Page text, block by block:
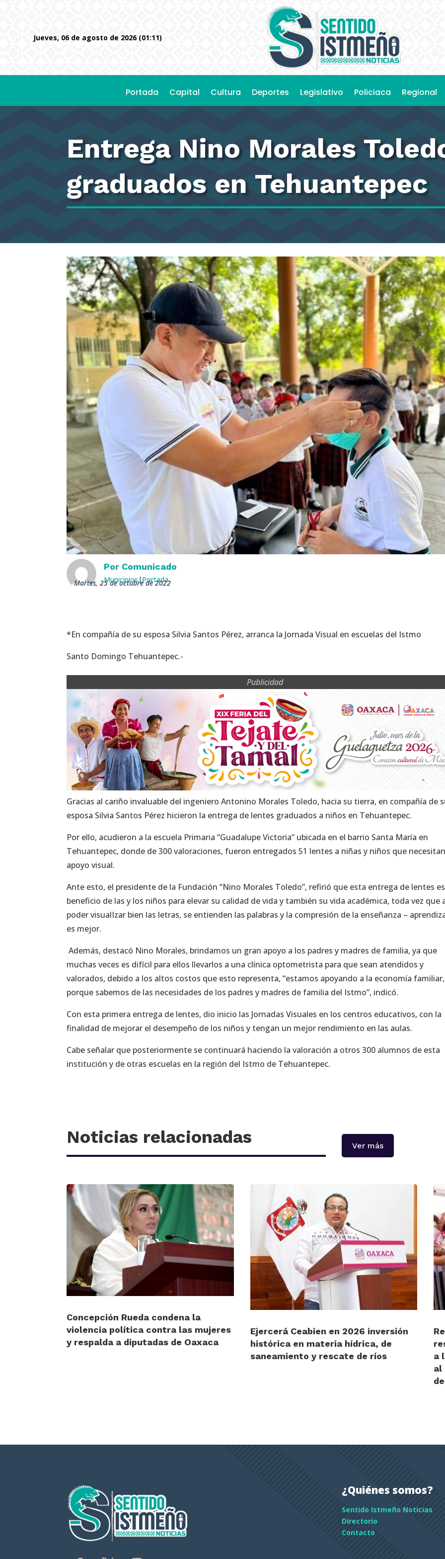
jueves, 06 de agosto de 2026 (01:11)
Portada Capital Cultura Deportes Legislativo Policiaca Regional
Entrega Nino Morales
graduados en Tehuantepec
Por Comunicado
Municipios | Portada
martes, 25 de octubre de 2022
*En compañía de su esposa Silvia Santos Pérez, arranca la Jornada Visual en escuelas del Istmo
Santo Domingo Tehuantepec.-
Publicidad
Gracias al cariño invaluable del ingeniero Antonino Morales Toledo, hacia su tierra, en compañía de
esposa Silvia Santos Pérez hicieron la entrega de lentes graduados a niños en Tehuantepec.
Por ello, acudieron a la escuela Primaria “Guadalupe Victoria” ubicada en el barrio Santa María en
Tehuantepec, donde de 300 valoraciones, fueron entregados 51 lentes a niñas y niños que
apoyo visual.
Ante esto, el presidente de la Fundación “Nino Morales Toledo”, refirió que esta entrega de lentes
beneficio de las y los niños para elevar su calidad de vida y también su vida académica, toda vez que
poder visualIzar bien las letras, se entienden las palabras y la compresión de la enseñanza –
es mejor.
Además, destacó Nino Morales, brindamos un gran apoyo a los padres y madres de familia, ya que
muchas veces es difícil para ellos llevarlos a una clínica optometrista para que sean atendidos y
valorados, debido a los altos costos que esto representa, “estamos apoyando a la economía familiar,
porque sabemos de las necesidades de los padres y madres de familia del Istmo”, indicó.
Con esta primera entrega de lentes, dio inicio las Jornadas Visuales en los centros educativos, con la
finalidad de mejorar el desempeño de los niños y tengan un mejor rendimiento en las aulas.
Cabe señalar que posteriormente se continuará haciendo la valoración a otros 300 alumnos de esta
institución y de otras escuelas en la región del Istmo de Tehuantepec.
Noticias relacionadas Ver más
Concepción Rueda condena la
violencia política contra las mujeres
y respalda a diputadas de Oaxaca
Ejercerá Ceabien en 2026 inversión
histórica en materia hídrica, de
saneamiento y rescate de ríos
a
al
¿Quiénes somos?
Sentido Istmeño Noticias
Directorio
Contacto